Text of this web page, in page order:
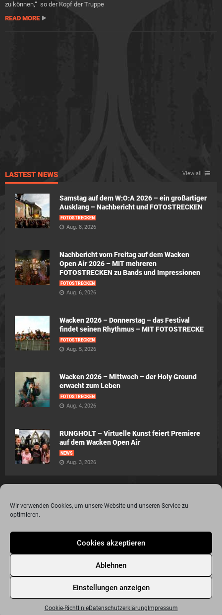
Wir verwenden Cookies, um unsere Website und unseren Service zu
optimieren.
Cookies akzeptieren
Ablehnen
Einstellungen anzeigen
Cookie-RichtlinieDatenschutzerklärung Impressum
zu können,“ so der Kopf der Truppe
READ MORE
LASTEST NEWS View all
Samstag auf dem W:O:A 2026 – ein großartiger
Ausklang – Nachbericht und FOTOSTRECKEN
FOTOSTRECKEN
Aug. 8, 2026
Nachbericht vom Freitag auf dem Wacken
Open Air 2026 – MIT mehreren
FOTOSTRECKEN zu Bands und Impressionen
FOTOSTRECKEN
Aug. 6, 2026
Wacken 2026 – Donnerstag – das Festival
findet seinen Rhythmus – MIT FOTOSTRECKE
FOTOSTRECKEN
Aug. 5, 2026
Wacken 2026 – Mittwoch – der Holy Ground
erwacht zum Leben
FOTOSTRECKEN
Aug. 4, 2026
RUNGHOLT – Virtuelle Kunst feiert Premiere
auf dem Wacken Open Air
NEWS
Aug. 3, 2026
Unterstützung von the surface new media gmbh
Über Metalogy.de – das Magazin für Metalheadz + REVIEWREGELN
Newsletter Anmeldung
Events Freunde
Bandseiten
Metalogy.de – Das etwas andere Metal Magazin